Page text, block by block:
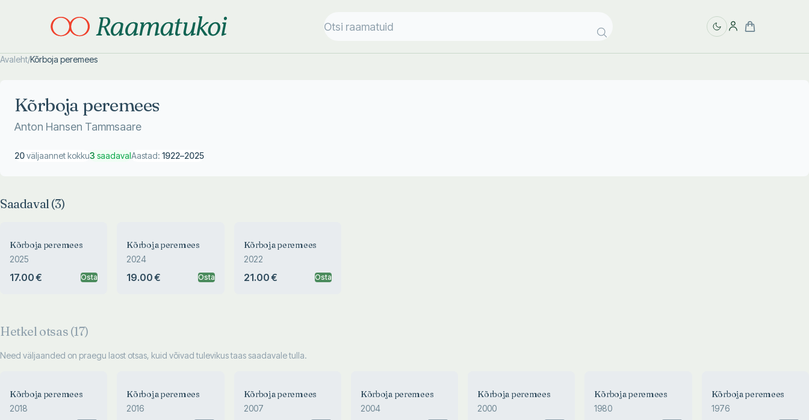
Avaleht/Kõrboja peremees
Kõrboja peremees
Anton Hansen Tammsaare
20väljaannet kokku3 saadavalAastad: 1922–2025
Saadaval (3)
Kõrboja peremees
2025
17.00 € Osta
Kõrboja peremees
2024
19.00 € Osta
Kõrboja peremees
2022
21.00 € Osta
Hetkel otsas (17)
Need väljaanded on praegu laost otsas, kuid võivad tulevikus taas saadavale tulla.
Kõrboja peremees
2018
Kõrboja peremees
2016
Kõrboja peremees
2007
Kõrboja peremees
2004
Kõrboja peremees
2000
Kõrboja peremees
1980
Kõrboja peremees
1976